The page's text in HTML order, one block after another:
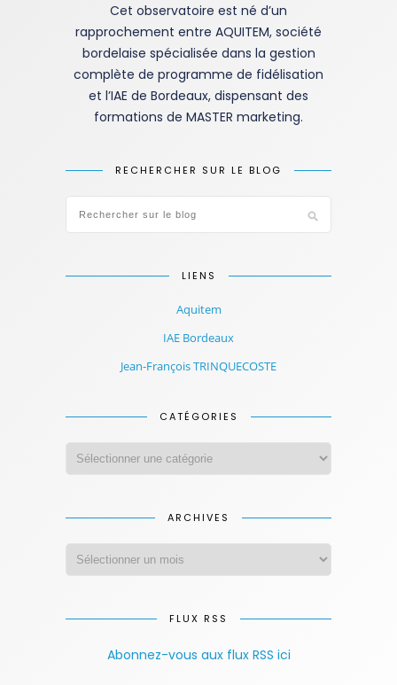
Cet observatoire est né d’un
rapprochement entre AQUITEM, société
bordelaise spécialisée dans la gestion
complète de programme de fidélisation
et l’IAE de Bordeaux, dispensant des
formations de MASTER marketing.
RECHERCHER SUR LE BLOG
LIENS
Aquitem
IAE Bordeaux
Jean-François TRINQUECOSTE
CATÉGORIES
ARCHIVES
FLUX RSS
Abonnez-vous aux flux RSS ici